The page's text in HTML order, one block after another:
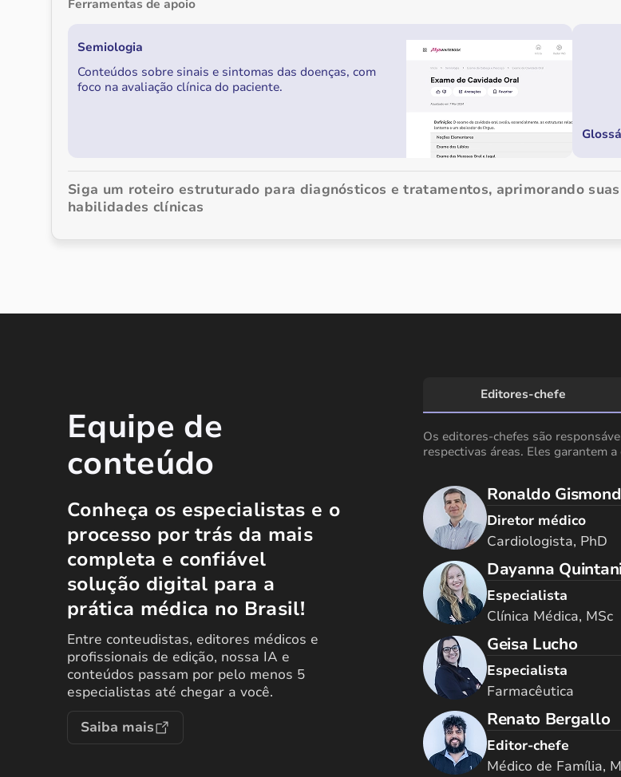
Ferramentas de apoio
Semiologia
Conteúdos sobre sinais e sintomas das doenças, com
foco na avaliação clínica do paciente.
Siga um roteiro estruturado para diagnósticos e tratamentos, aprimorando suas
habilidades clínicas
Equipe de
conteúdo
Conheça os especialistas e o
processo por trás da mais
completa e confiável
solução digital para a
prática médica no Brasil!
Entre conteudistas, editores médicos e
profissionais de edição, nossa IA e
conteúdos passam por pelo menos 5
especialistas até chegar a você.
Saiba mais
Editores-chefe
Os editores-chefes são
respectivas áreas. Eles garantem
Ronaldo
Diretor médico
Cardiologista, PhD
Dayanna
Especialista
Clínica Médica, MSc
Geisa Lucho
Especialista
Farmacêutica
Renato Bergallo
Editor-chefe
Médico de Família,